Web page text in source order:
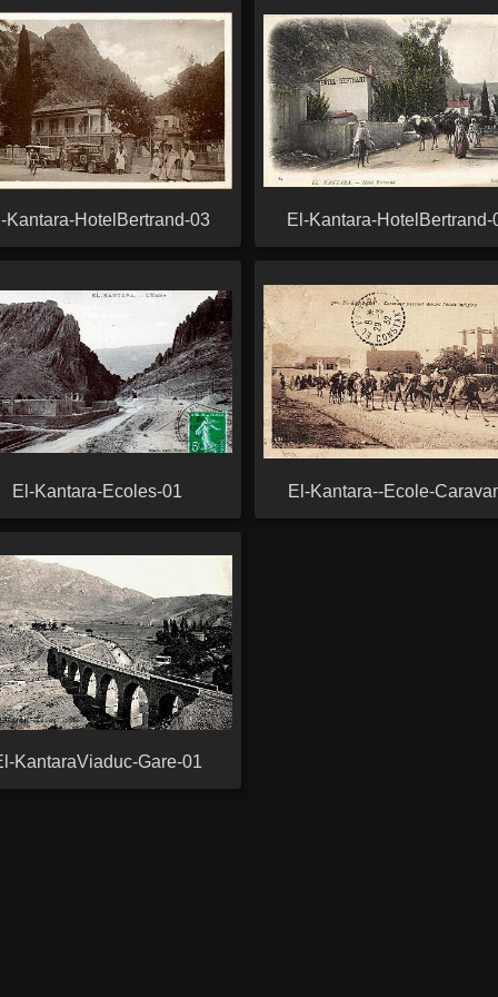
Kantara-HotelBertrand-03 El-Kantara-HotelBertrand-
El-Kantara-Ecoles-01 El-Kantara--Ecole-
KantaraViaduc-Gare-01